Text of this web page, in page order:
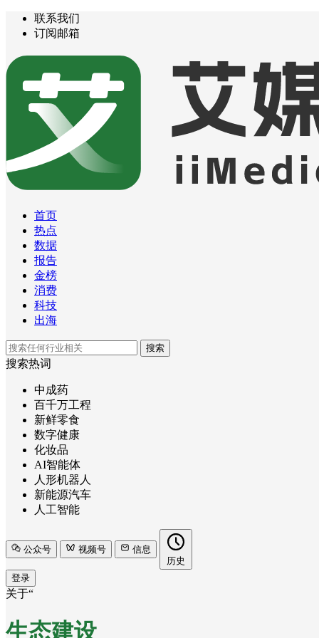
联系我们
订阅邮箱
首页
热点
数据
报告
金榜
消费
科技
出海
搜索
搜索热词
中成药
百千万工程
新鲜零食
数字健康
化妆品
AI智能体
人形机器人
新能源汽车
人工智能
公众号 视频号
信息
历史
登录
关于“
生态建设